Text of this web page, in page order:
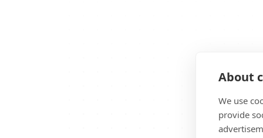
About
We use
provide